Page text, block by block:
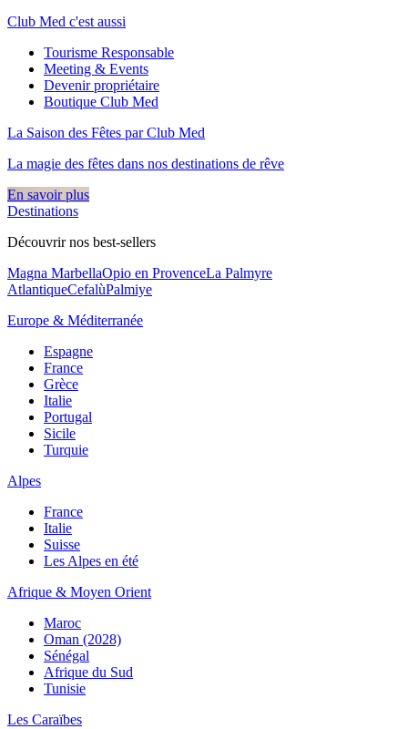
Club Med c'est aussi
Tourisme Responsable
Meeting & Events
Devenir propriétaire
Boutique Club Med
La Saison des Fêtes par Club Med
La magie des fêtes dans nos destinations de rêve​
En savoir plus
Destinations
Découvrir nos best-sellers
Magna MarbellaOpio en ProvenceLa Palmyre
AtlantiqueCefalùPalmiye
Europe & Méditerranée
Espagne
France
Grèce
Italie
Portugal
Sicile
Turquie
Alpes
France
Italie
Suisse
Les Alpes en été
Afrique & Moyen Orient
Maroc
Oman (2028)
Sénégal
Afrique du Sud
Tunisie
Les Caraïbes